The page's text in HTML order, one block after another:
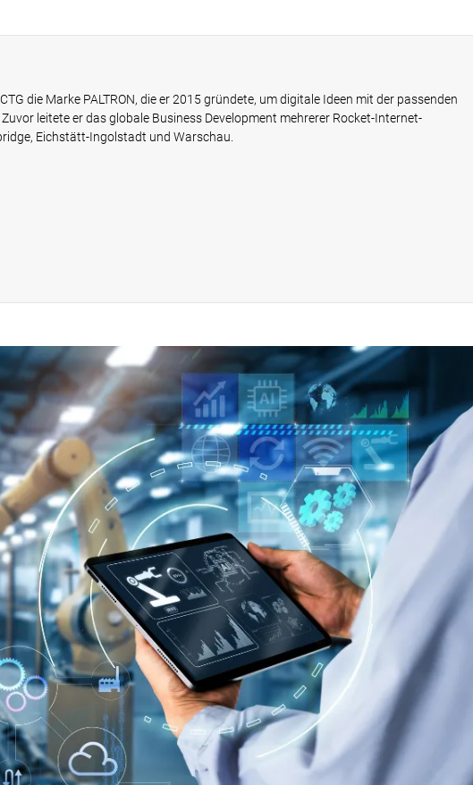
die Marke PALTRON, die er 2015 gründete, um digitale Ideen mit der passenden
leitete er das globale Business Development mehrerer Rocket-Internet-
Eichstätt-Ingolstadt und Warschau.